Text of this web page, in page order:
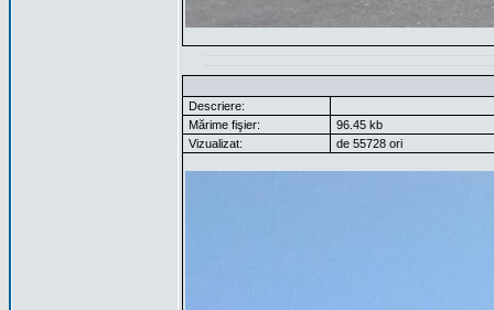
Descriere:
Mărime fişier:
96.45 kb
Vizualizat:
de 55728 ori